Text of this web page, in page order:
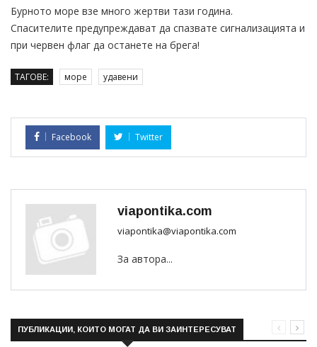
Бурното море взе много жертви тази година.
Спасителите предупреждават да спазвате сигнализацията и
при червен флаг да останете на брега!
ТАГОВЕ: море удавени
Facebook Twitter
viapontika.com
viapontika@viapontika.com
За автора...
ПУБЛИКАЦИИ, КОИТО МОГАТ ДА ВИ ЗАИНТЕРЕСУВАТ